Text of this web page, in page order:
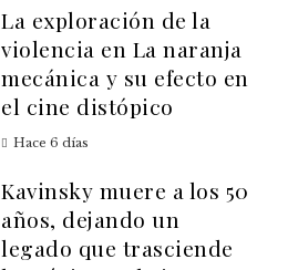
La exploración de la
violencia en La naranja
mecánica y su efecto en
el cine distópico
Hace 6 días
Kavinsky muere a los 50
años, dejando un
legado que trasciende